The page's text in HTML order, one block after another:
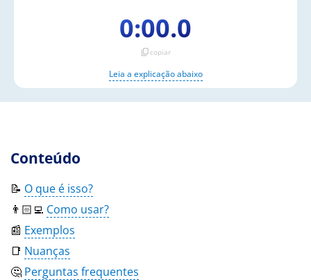
0:00.0
content_copycopiar
Leia a explicação abaixo
Conteúdo
📝 O que é isso?
👨🏻‍💻 Como usar?
📰 Exemplos
📑 Nuanças
🤔 Perguntas frequentes